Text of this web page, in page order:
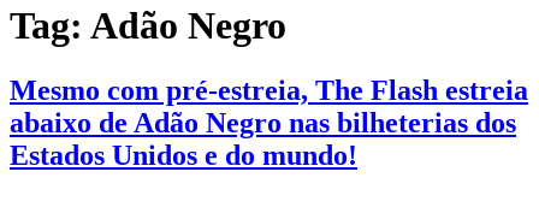
Tag: Adão Negro
Mesmo com pré-estreia, The Flash estreia
abaixo de Adão Negro nas bilheterias dos
Estados Unidos e do mundo!